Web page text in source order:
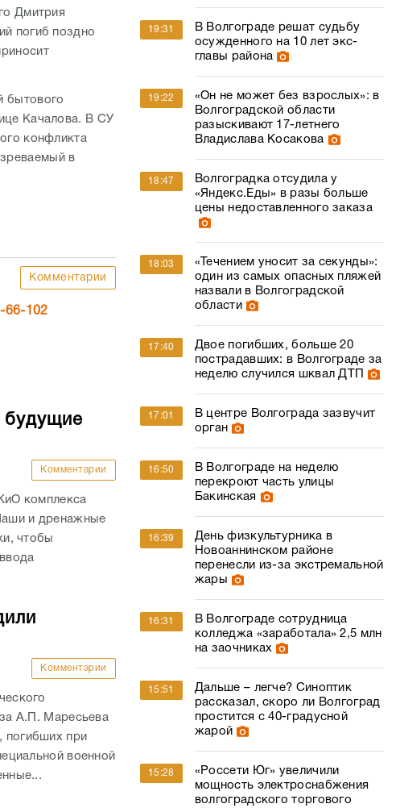
Дмитрия
погиб поздно
бытового
Качалова. В СУ
конфликта
в
Комментарии
66-102
будущие
Комментарии
комплекса
и дренажные
чтобы
Комментарии
А.П. Маресьева
при
военной
19:31
В Волгограде решат судьбу
осужденного на 10 лет экс-
главы района
19:22
«Он не может без взрослых»: в
Волгоградской области
разыскивают 17-летнего
Владислава Косакова
18:47
Волгоградка отсудила у
«Яндекс.Еды» в разы больше
цены недоставленного заказа
18:03
«Течением уносит за секунды»:
один из самых опасных пляжей
назвали в Волгоградской
области
17:40
Двое погибших, больше 20
пострадавших: в Волгограде за
неделю случился шквал ДТП
17:01
В центре Волгограда зазвучит
орган
16:50
В Волгограде на неделю
перекроют часть улицы
Бакинская
16:39
День физкультурника в
Новоаннинском районе
перенесли из-за экстремальной
жары
16:31
В Волгограде сотрудница
колледжа «заработала» 2,5 млн
на заочниках
15:51
Дальше – легче? Синоптик
рассказал, скоро ли Волгоград
простится с 40-градусной
жарой
15:28
«Россети Юг» увеличили
мощность электроснабжения
волгоградского торгового